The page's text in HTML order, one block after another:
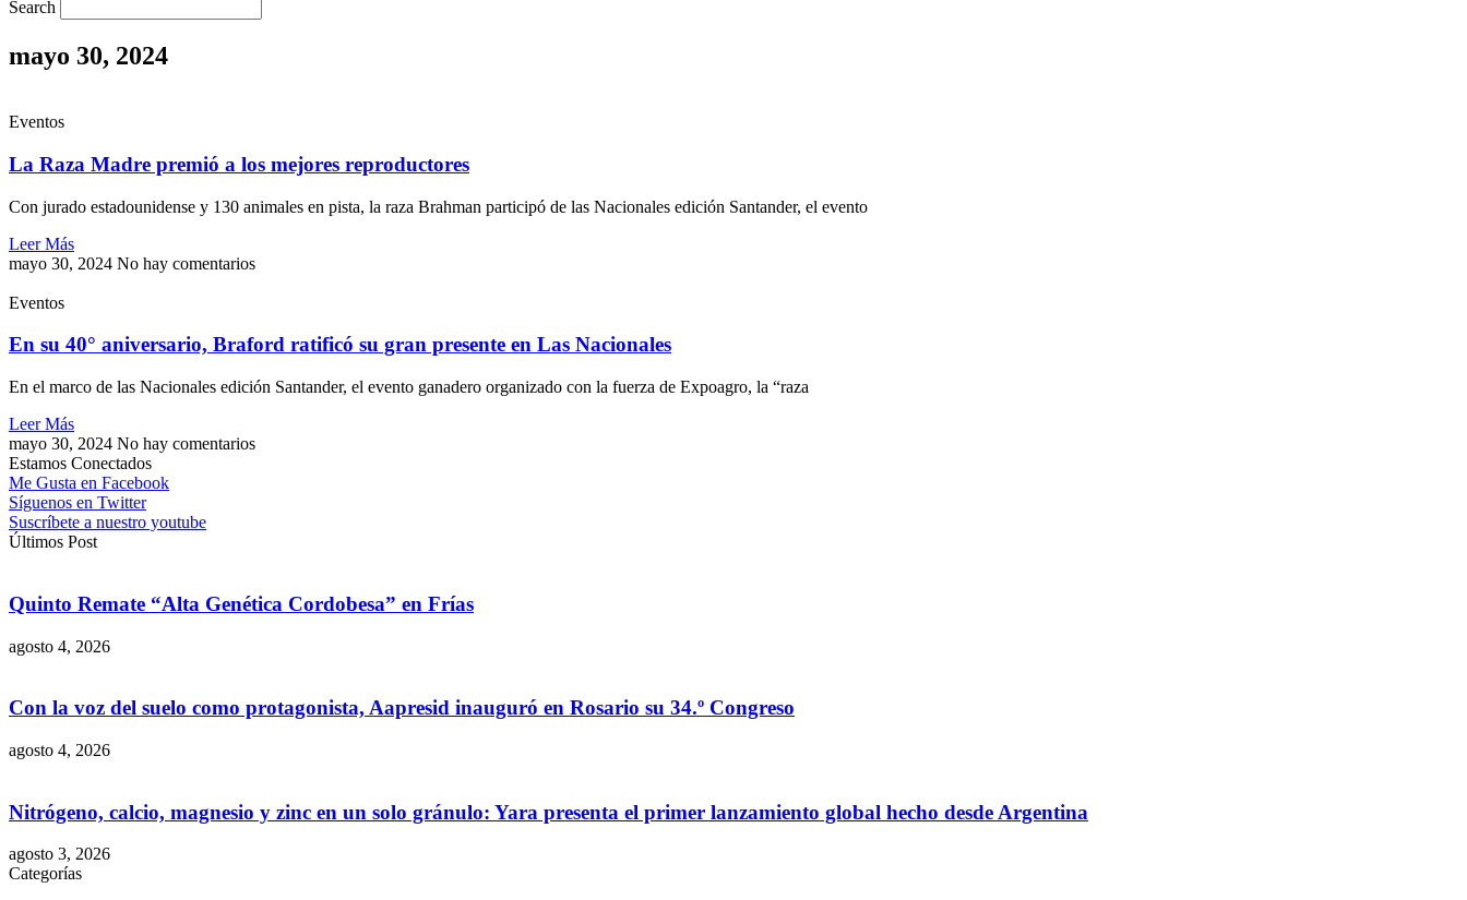
Search
mayo 30, 2024
Eventos
La Raza Madre premió a los mejores reproductores
Con jurado estadounidense y 130 animales en pista, la raza Brahman participó de las Nacionales edición Santander, el evento
Leer Más
mayo 30, 2024 No hay comentarios
Eventos
En su 40° aniversario, Braford ratificó su gran presente en Las Nacionales
En el marco de las Nacionales edición Santander, el evento ganadero organizado con la fuerza de Expoagro, la “raza
Leer Más
mayo 30, 2024 No hay comentarios
Estamos Conectados
Me Gusta en Facebook
Síguenos en Twitter
Suscríbete a nuestro youtube
Últimos Post
Quinto Remate “Alta Genética Cordobesa” en Frías
agosto 4, 2026
Con la voz del suelo como protagonista, Aapresid inauguró en Rosario su 34.º Congreso
agosto 4, 2026
Nitrógeno, calcio, magnesio y zinc en un solo gránulo: Yara presenta el primer lanzamiento global hecho desde Argentina
agosto 3, 2026
Categorías